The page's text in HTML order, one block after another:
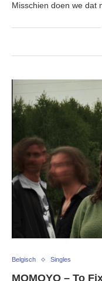
Misschien doen we dat
Belgisch Singles
MOMOYO – To